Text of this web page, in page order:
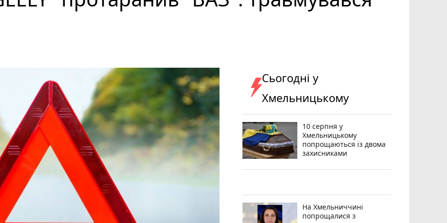
Сьогодні у
Хмельницькому
10 серпня у
Хмельницькому
попрощаються із двома
захисниками
На Хмельниччині
попрощалися з